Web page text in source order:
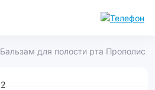
Бальзам для полости рта Прополис